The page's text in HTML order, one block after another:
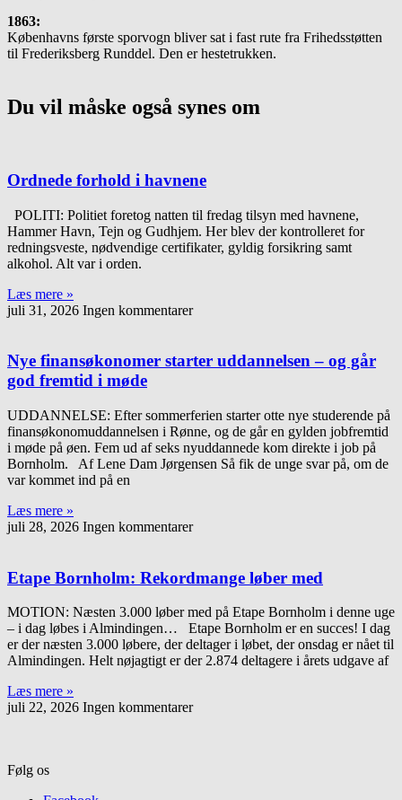
1863:
Københavns første sporvogn bliver sat i fast rute fra Frihedsstøtten
til Frederiksberg Runddel. Den er heste­trukken.
Du vil måske også synes om
Ordnede forhold i havnene
POLITI: Politiet foretog natten til fredag tilsyn med havnene,
Hammer Havn, Tejn og Gudhjem. Her blev der kontrolleret for
redningsveste, nødvendige certifikater, gyldig forsikring samt
alkohol. Alt var i orden.
Læs mere »
juli 31, 2026 Ingen kommentarer
Nye finansøkonomer starter uddannelsen – og går
god fremtid i møde
UDDANNELSE: Efter sommerferien starter otte nye studerende på
finansøkonomuddannelsen i Rønne, og de går en gylden jobfremtid
i møde på øen. Fem ud af seks nyuddannede kom direkte i job på
Bornholm. Af Lene Dam Jørgensen Så fik de unge svar på, om de
var kommet ind på en
Læs mere »
juli 28, 2026 Ingen kommentarer
Etape Bornholm: Rekordmange løber med
MOTION: Næsten 3.000 løber med på Etape Bornholm i denne uge
– i dag løbes i Almindingen… Etape Bornholm er en succes! I dag
er der næsten 3.000 løbere, der deltager i løbet, der onsdag er nået til
Almindingen. Helt nøjagtigt er der 2.874 deltagere i årets udgave af
Læs mere »
juli 22, 2026 Ingen kommentarer
Følg os